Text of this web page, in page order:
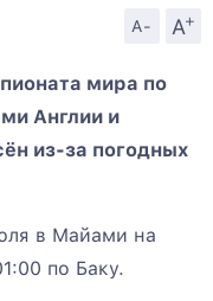
A- A
+
мира по
Англии и
из-за погодных
в Майами на
по Баку.